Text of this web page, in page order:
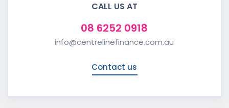
CALL US AT
08 6252 0918
info@centrelinefinance.com.au
Contact us